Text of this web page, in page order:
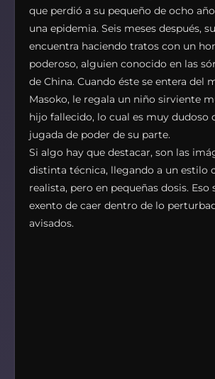
que perdió a su pequeño de ocho
una epidemia. Seis meses después,
encuentra haciendo tratos con un
poderoso, alguien conocido en las
de China. Cuando éste se entera del
Masoko, le regala un niño sirviente
hijo fallecido, lo cual es muy dudoso
jugada de poder de su parte.
Si algo hay que destacar, son las
distinta técnica, llegando a un estilo
realista, pero en pequeñas dosis. Eso
exento de caer dentro de lo
avisados.